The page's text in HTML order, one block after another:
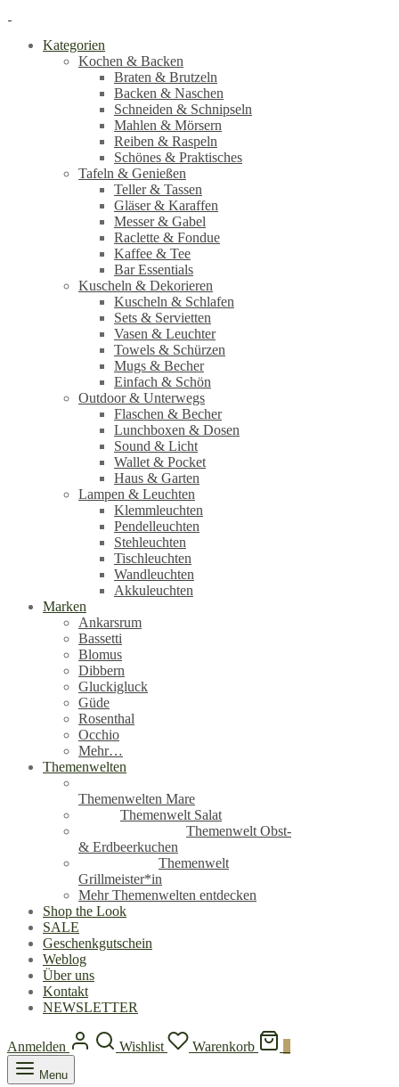
Kategorien
Kochen & Backen
Braten & Brutzeln
Backen & Naschen
Schneiden & Schnipseln
Mahlen & Mörsern
Reiben & Raspeln
Schönes & Praktisches
Tafeln & Genießen
Teller & Tassen
Gläser & Karaffen
Messer & Gabel
Raclette & Fondue
Kaffee & Tee
Bar Essentials
Kuscheln & Dekorieren
Kuscheln & Schlafen
Sets & Servietten
Vasen & Leuchter
Towels & Schürzen
Mugs & Becher
Einfach & Schön
Outdoor & Unterwegs
Flaschen & Becher
Lunchboxen & Dosen
Sound & Licht
Wallet & Pocket
Haus & Garten
Lampen & Leuchten
Klemmleuchten
Pendelleuchten
Stehleuchten
Tischleuchten
Wandleuchten
Akkuleuchten
Marken
Ankarsrum
Bassetti
Blomus
Dibbern
Gluckigluck
Güde
Rosenthal
Occhio
Mehr…
Themenwelten
Themenwelten Mare
Themenwelt Salat
Themenwelt Obst-
& Erdbeerkuchen
Themenwelt
Grillmeister*in
Mehr Themenwelten entdecken
Shop the Look
SALE
Geschenkgutschein
Weblog
Über uns
Kontakt
NEWSLETTER
Anmelden Wishlist Warenkorb
Menu